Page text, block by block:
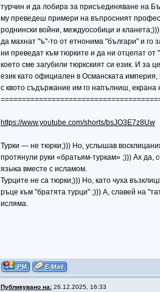
турчин и да лобира за присъединяване на
му преведеш примери на въпросният
роднински войни, междуособици и
да махнат "ъ"-то от етнонима "българи" и го
ни преведат към тюрките и да ни отцепат от
което сме загубили тюркският си език. И за
език като официален в Османската
с квото съдържание им го напълниш, екрана
https://www.youtube.com/shorts/bsJO3E7z8Uw
Турки — не тюрки;))) Но, услышав
протянули руки «братьям-туркам» ;))) Ах да,
языка вместе с исламом.
Турците не са тюрки;))) Но, като чуха
ръце към "братята турци" ;))) А, славей на
исляма.
Публикувано на:26.12.2025, 16:33